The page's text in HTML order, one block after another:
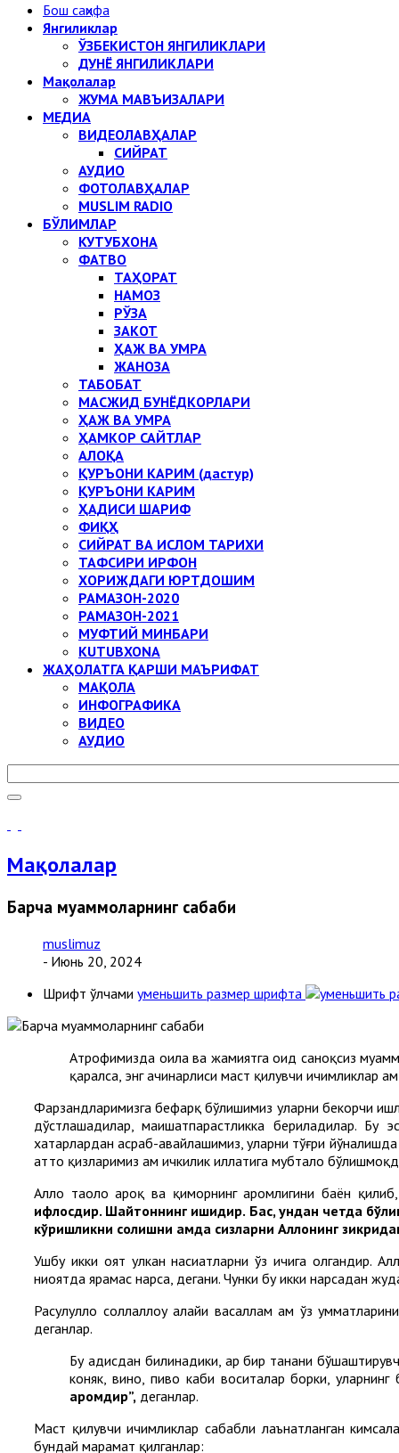
Бош саҳифа
Янгиликлар
ЎЗБЕКИСТОН ЯНГИЛИКЛАРИ
ДУНЁ ЯНГИЛИКЛАРИ
Мақолалар
ЖУМА МАВЪИЗАЛАРИ
МЕДИА
ВИДЕОЛАВҲАЛАР
СИЙРАТ
АУДИО
ФОТОЛАВҲАЛАР
MUSLIM RADIO
БЎЛИМЛАР
КУТУБХОНА
ФАТВО
ТАҲОРАТ
НАМОЗ
РЎЗА
ЗАКОТ
ҲАЖ ВА УМРА
ЖАНОЗА
ТАБОБАТ
МАСЖИД БУНЁДКОРЛАРИ
ҲАЖ ВА УМРА
ҲАМКОР САЙТЛАР
АЛОҚА
ҚУРЪОНИ КАРИМ (дастур)
ҚУРЪОНИ КАРИМ
ҲАДИСИ ШАРИФ
ФИҚҲ
СИЙРАТ ВА ИСЛОМ ТАРИХИ
ТАФСИРИ ИРФОН
ХОРИЖДАГИ ЮРТДОШИМ
РАМАЗОН-2020
РАМАЗОН-2021
МУФТИЙ МИНБАРИ
KUTUBXONA
ЖАҲОЛАТГА ҚАРШИ МАЪРИФАТ
МАҚОЛА
ИНФОГРАФИКА
ВИДЕО
АУДИО
Мақолалар
Барча муаммоларнинг сабаби
muslimuz
- Июнь 20, 2024
Шрифт ўлчами уменьшить размер шрифта
Атрофимизда оила ва жамиятга оид саноқсиз
қаралса, энг ачинарлиси маст қилувчи ичимликлар
Фарзандларимизга бефарқ бўлишимиз уларни бекорчи
дўстлашадилар, маишатпарастликка бериладилар.
хатарлардан асраб-авайлашимиз, уларни тўғри
ҳатто қизларимиз ҳам ичкилик иллатига мубтало
Аллоҳ таоло ароқ ва қиморнинг ҳаромлигини баён
ифлосдир. Шайтоннинг ишидир. Бас, ундан четда
кўришликни солишни ҳамда сизларни Аллоҳнинг
Ушбу икки оят улкан насиҳатларни ўз ичига олгандир.
ниҳоятда ярамас нарса, дегани. Чунки бу икки нарсадан
Расулуллоҳ соллаллоҳу алайҳи васаллам ҳам ўз
деганлар.
Бу ҳадисдан билинадики, ҳар бир танани
коняк, вино, пиво каби воситалар борки, уларнинг
ҳаромдир”, деганлар.
Маст қилувчи ичимликлар сабабли лаънатланган
бундай марҳамат қилганлар: